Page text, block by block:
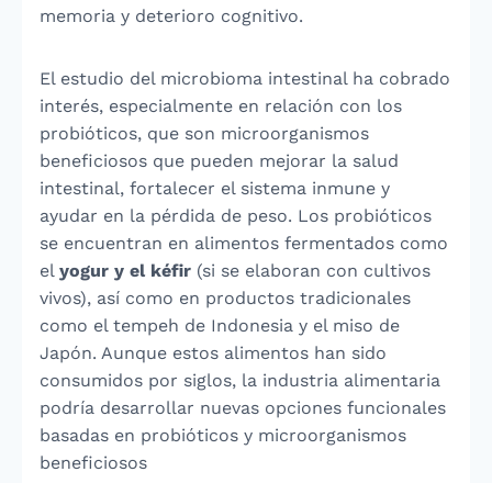
memoria y deterioro cognitivo.
El estudio del microbioma intestinal ha cobrado
interés, especialmente en relación con los
probióticos, que son microorganismos
beneficiosos que pueden mejorar la salud
intestinal, fortalecer el sistema inmune y
ayudar en la pérdida de peso. Los probióticos
se encuentran en alimentos fermentados como
el yogur y el kéfir (si se elaboran con cultivos
vivos), así como en productos tradicionales
como el tempeh de Indonesia y el miso de
Japón. Aunque estos alimentos han sido
consumidos por siglos, la industria alimentaria
podría desarrollar nuevas opciones funcionales
basadas en probióticos y microorganismos
beneficiosos